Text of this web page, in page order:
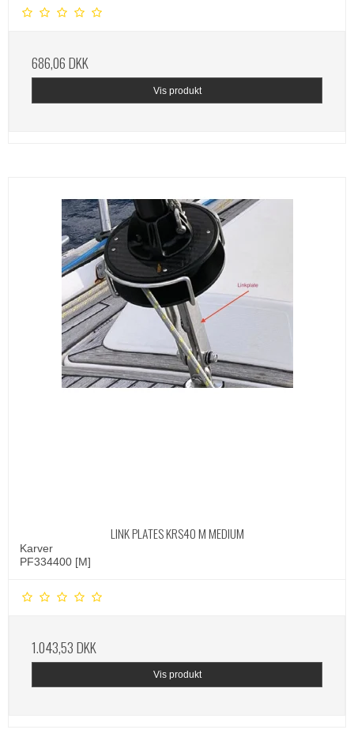
686,06 DKK
Vis produkt
LINK PLATES KRS40 M MEDIUM
Karver
PF334400 [M]
1.043,53 DKK
Vis produkt